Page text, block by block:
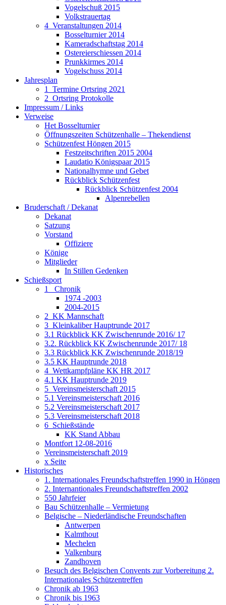
Vogelschuß 2015
Volkstrauertag
4_Veranstaltungen 2014
Bosselturnier 2014
Kameradschaftstag 2014
Ostereierschiessen 2014
Prunkkirmes 2014
Vogelschuss 2014
Jahresplan
1_Termine Ortsring 2021
2_Ortsring Protokolle
Impressum / Links
Verweise
Het Bosselturnier
Öffnungszeiten Schützenhalle – Thekendienst
Schützenfest Höngen 2015
Festzeitschriften 2015 2004
Laudatio Königspaar 2015
Nationalhymne und Gebet
Rückblick Schützenfest
Rückblick Schützenfest 2004
Alpenrebellen
Bruderschaft / Dekanat
Dekanat
Satzung
Vorstand
Offiziere
Könige
Mitglieder
In Stillen Gedenken
Schießsport
1_ Chronik
1974 -2003
2004-2015
2_KK Mannschaft
3_Kleinkaliber Hauptrunde 2017
3.1 Rückblick KK Zwischenrunde 2016/ 17
3.2. Rückblick KK Zwischenrunde 2017/ 18
3.3 Rückblick KK Zwischenrunde 2018/19
3.5 KK Hauptrunde 2018
4_Wettkampfpläne KK HR 2017
4.1 KK Hauptrunde 2019
5_Vereinsmeisterschaft 2015
5.1 Vereinsmeisterschaft 2016
5.2 Vereinsmeisterschaft 2017
5.3 Vereinsmeisterschaft 2018
6_Schießstände
KK Stand Abbau
Montfort 12-08-2016
Vereinsmeisterschaft 2019
x Seite
Historisches
1. Internationales Freundschaftstreffen 1990 in Höngen
2. Internantionales Freundschaftstreffen 2002
550 Jahrfeier
Bau Schützenhalle – Vermietung
Belgische – Niederländische Freundschaften
Antwerpen
Kalmthout
Mechelen
Valkenburg
Zandhoven
Besuch des Belgischen Convents zur Vorbereitung 2.
Internationales Schützentreffen
Chronik ab 1963
Chronik bis 1963